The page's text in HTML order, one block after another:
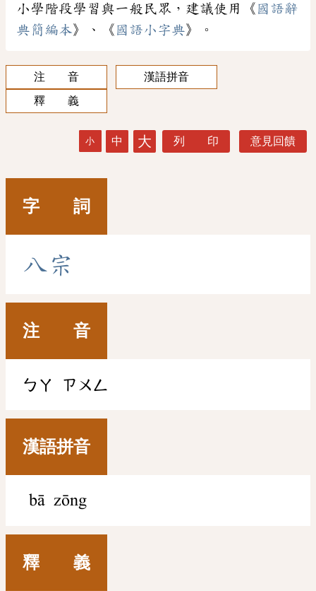
小學階段學習與一般民眾，建議使用《 國語辭
典簡編本》、《 國語小字典》。
注 音
漢語拼音
釋 義
小 中 大 列 印 意見回饋
字 詞
八宗
注 音
ㄅㄚ ㄗㄨㄥ
漢語拼音
bā zōng
釋 義